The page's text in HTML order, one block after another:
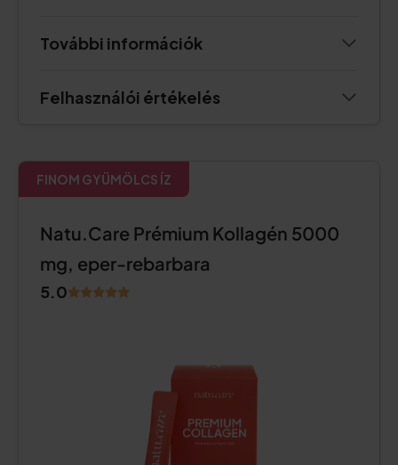
További információk
Felhasználói értékelés
FINOM GYÜMÖLCS ÍZ
Natu.Care Prémium Kollagén 5000
mg, eper-rebarbara
5.0